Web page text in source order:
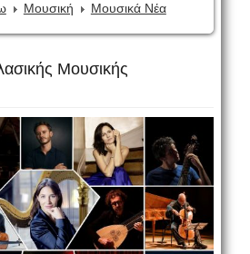
Μουσική Μουσικά Νέα
Μουσικής